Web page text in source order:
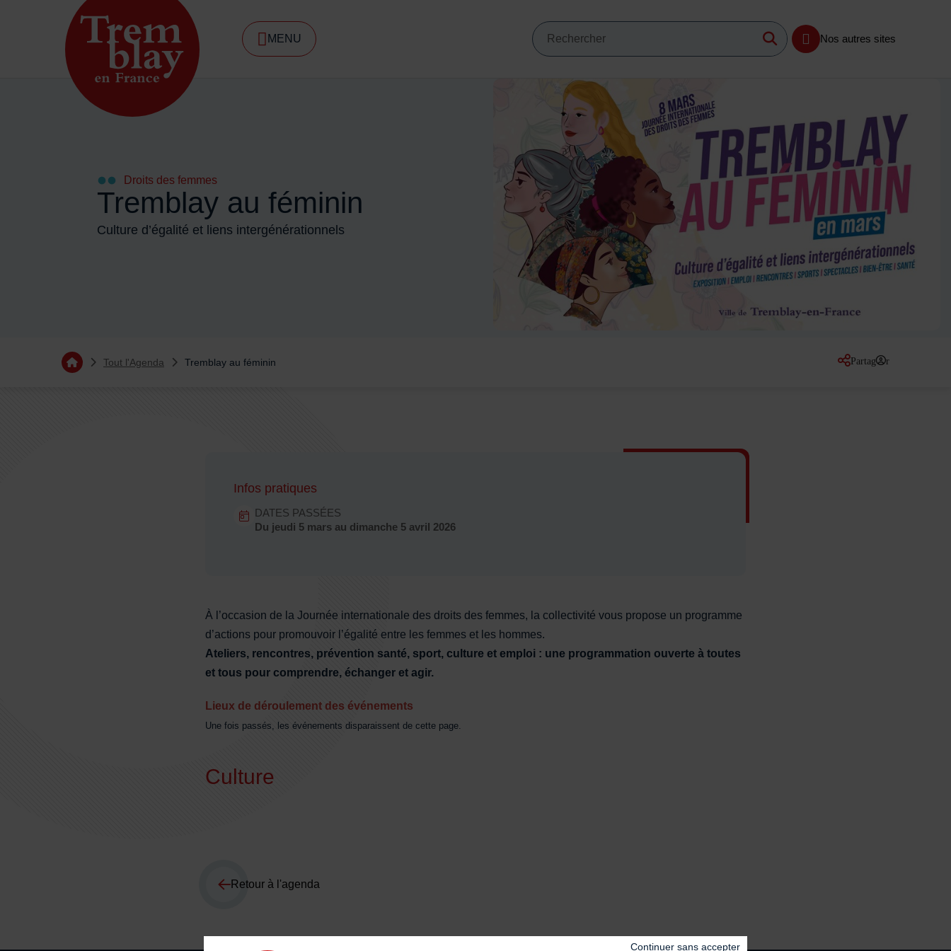
Continuer sans accepter
Menu de raccourcis
Accueil ville de Tremblay-en-France
MENU
DE NAVIGATION PRINCIPALE Recherche
Mots clés de minimum 3 caractères Lancer la recherche
Nos autres sites
Tremblay au féminin
Culture d’égalité et liens intergénérationnels
Droits des femmes
Vous êtes ici :
Retourner à l'accueil
Tout l'Agenda Tremblay au féminin Partager
sur les réseaux
Infos pratiques
Dates :
Dates en cours
DATES PASSÉES
Du jeudi 5 mars au dimanche 5 avril 2026
À l’occasion de la Journée internationale des droits des femmes, la collectivité vous propose un programme
d’actions pour promouvoir l’égalité entre les femmes et les hommes.
Ateliers, rencontres, prévention santé, sport, culture et emploi : une programmation ouverte à toutes
et tous pour comprendre, échanger et agir.
Lieux de déroulement des événements
Une fois passés, les événements disparaissent de cette page.
Culture
Retour à l'agenda